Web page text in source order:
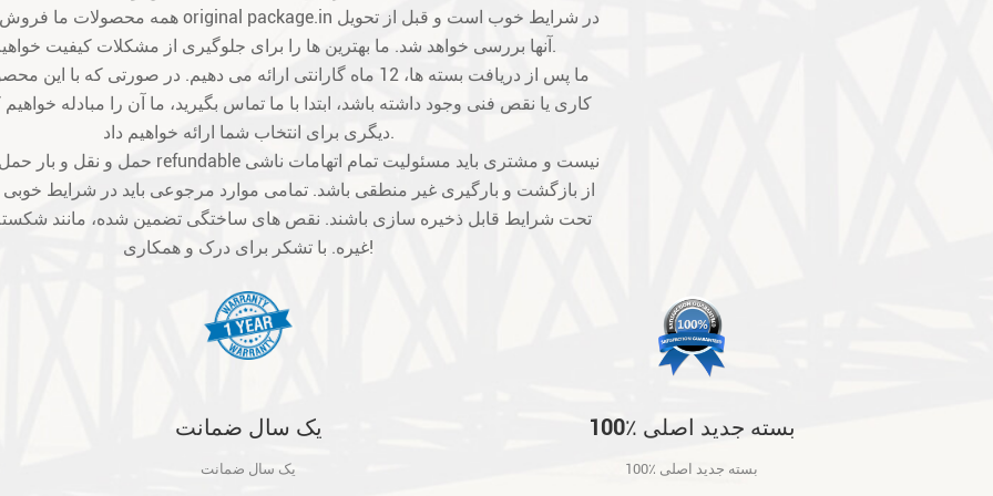
آنها بررسی خواهد شد. ما بهترین ها را برای جلوگیری از مشکلات کیفیت خواهیم گرفت.
کاری یا نقص فنی وجود داشته باشد، ابتدا با ما تماس بگیرید، ما آن را مبادله
دیگری برای انتخاب شما ارائه خواهیم داد.
از بازگشت و بارگیری غیر منطقی باشد. تمامی موارد مرجوعی باید در شرایط خوبی
تحت شرایط قابل ذخیره سازی باشند. نقص های ساختگی تضمین شده، مانند
غیره. با تشکر برای درک و همکاری!
یک سال ضمانت
یک سال ضمانت
100٪ بسته جدید اصلی
100٪ بسته جدید اصلی